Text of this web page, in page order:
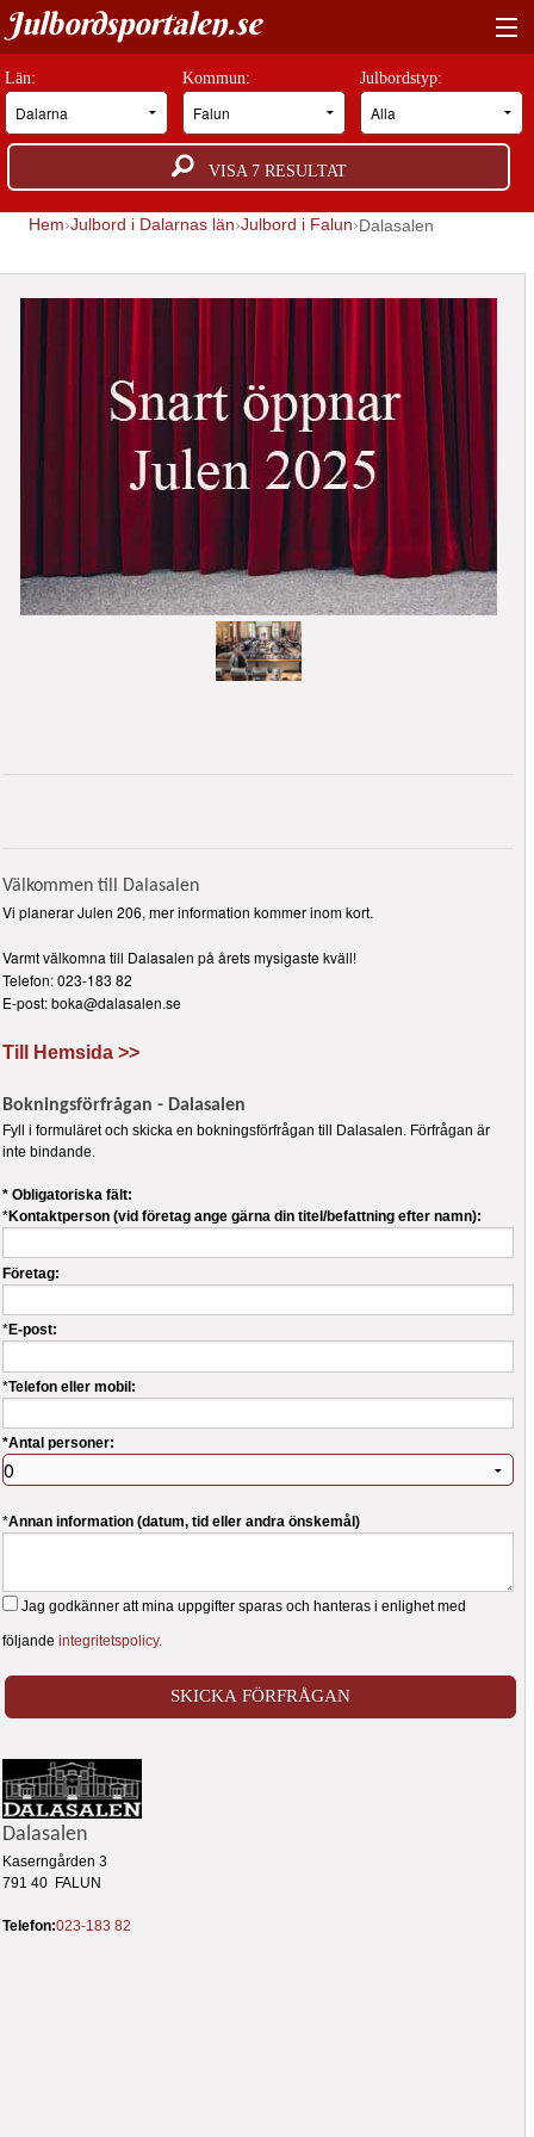
Julbordsportalen.se
HITTA RÄTT JULBORD
BOKNINGSFÖRFRÅGAN
GUIDER
OM OSS
Län: Kommun: Julbordstyp:
VISA 7RESULTAT
Hem Julbord i Dalarnas län Julbord i Falun Dalasalen
Välkommen till Dalasalen
Vi planerar Julen 206, mer information kommer inom kort.
Varmt välkomna till Dalasalen på årets mysigaste kväll!
Telefon: 023-183 82
E-post: boka@dalasalen.se
Till Hemsida >>
Bokningsförfrågan - Dalasalen
Fyll i formuläret och skicka en bokningsförfrågan till Dalasalen. Förfrågan är
inte bindande.
* Obligatoriska fält:
*Kontaktperson (vid företag ange gärna din titel/befattning efter namn):
Företag:
*E-post:
*Telefon eller mobil:
*Antal personer:
*Annan information (datum, tid eller andra önskemål)
Jag godkänner att mina uppgifter sparas och hanteras i enlighet med
följandeintegritetspolicy.
Dalasalen
Kaserngården 3
791 40 FALUN
Telefon:023-183 82